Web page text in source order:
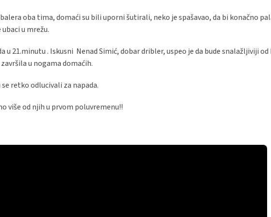
oba tima, domaći su bili uporni šutirali, neko je spašavao, da bi konačno
u mrežu.
u 21.minutu . Iskusni Nenad Simić, dobar dribler, uspeo je da bude snalažljiviji od
u nogama domaćih.
retko odlucivali za napada.
više od njih u prvom poluvremenu!!